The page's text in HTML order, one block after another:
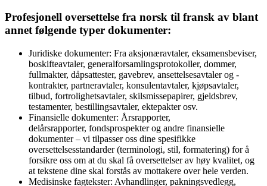
Profesjonell oversettelse fra norsk til fransk av blant
annet følgende typer dokumenter:
Juridiske dokumenter: Fra aksjonæravtaler, eksamensbeviser,
boskifteavtaler, generalforsamlingsprotokoller, dommer,
fullmakter, dåpsattester, gavebrev, ansettelsesavtaler og -
kontrakter, partneravtaler, konsulentavtaler, kjøpsavtaler,
tilbud, fortrolighetsavtaler, skilsmissepapirer, gjeldsbrev,
testamenter, bestillingsavtaler, ektepakter osv.
Finansielle dokumenter: Årsrapporter,
delårsrapporter, fondsprospekter og andre finansielle
dokumenter – vi tilpasser oss dine spesifikke
oversettelsesstandarder (terminologi, stil, formatering) for å
forsikre oss om at du skal få oversettelser av høy kvalitet, og
at tekstene dine skal forstås av mottakere over hele verden.
Medisinske fagtekster: Avhandlinger, pakningsvedlegg,